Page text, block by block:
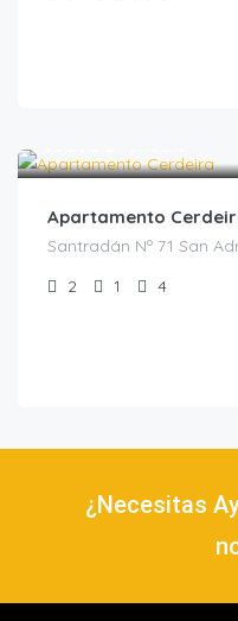
Apartamento
2
1 4
¿Necesitas